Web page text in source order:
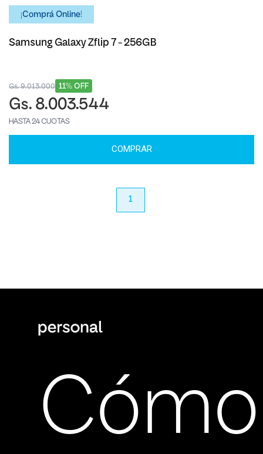
¡Comprá Online!
Samsung Galaxy Zflip 7 - 256GB
11% OFF
Gs. 9.013.000
Gs. 8.003.544
HASTA 24 CUOTAS
COMPRAR
1
Cómo